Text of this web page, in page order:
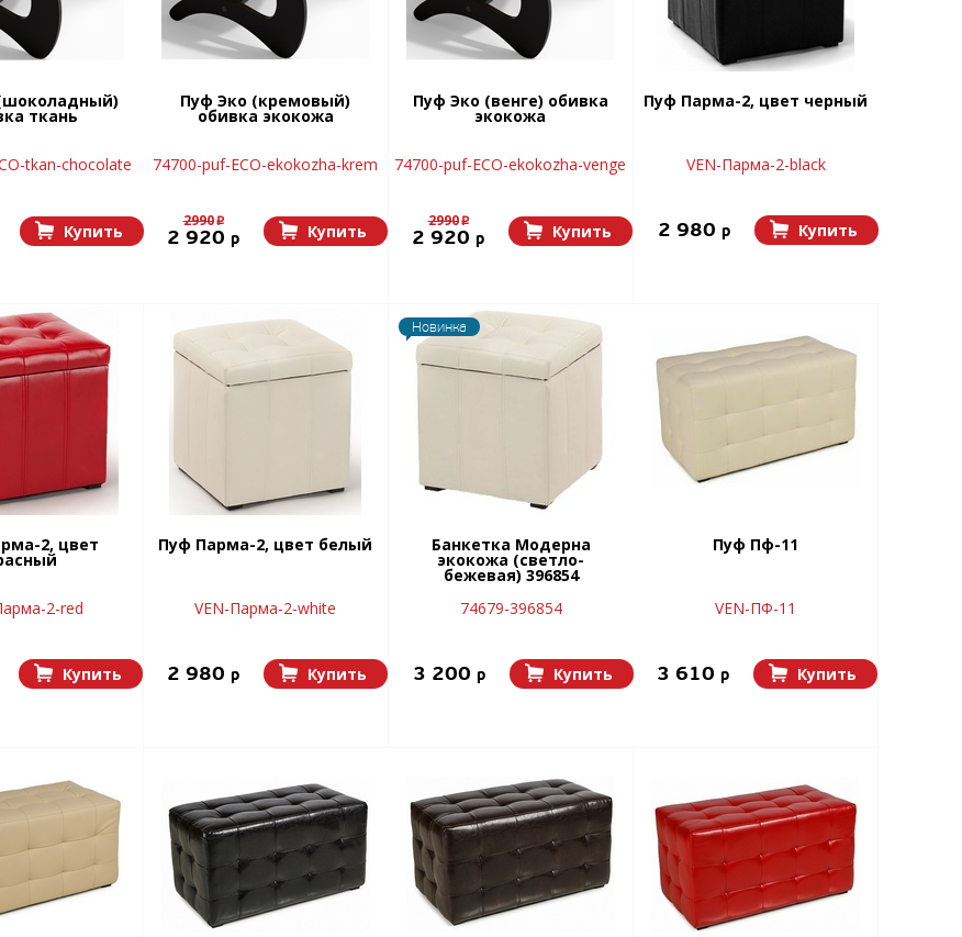
ткань
tkan-chocolate
Купить
Пуф Эко (кремовый)
обивка экокожа
74700-puf-ECO-ekokozha-krem
2990p
2 920 p Купить
Пуф Эко (венге) обивка
экокожа
74700-puf-ECO-ekokozha-venge
2990p
2 920 p Купить
Пуф Парма-2, цвет черный
VEN-Парма-2-black
2 980 p Купить
2, цвет
2-red
Купить
Пуф Парма-2, цвет белый
VEN-Парма-2-white
2 980 p Купить
Новинка
Банкетка Модерна
экокожа (светло-
бежевая) 396854
74679-396854
3 200 p Купить
Пуф Пф-11
VEN-ПФ-11
3 610 p Купить